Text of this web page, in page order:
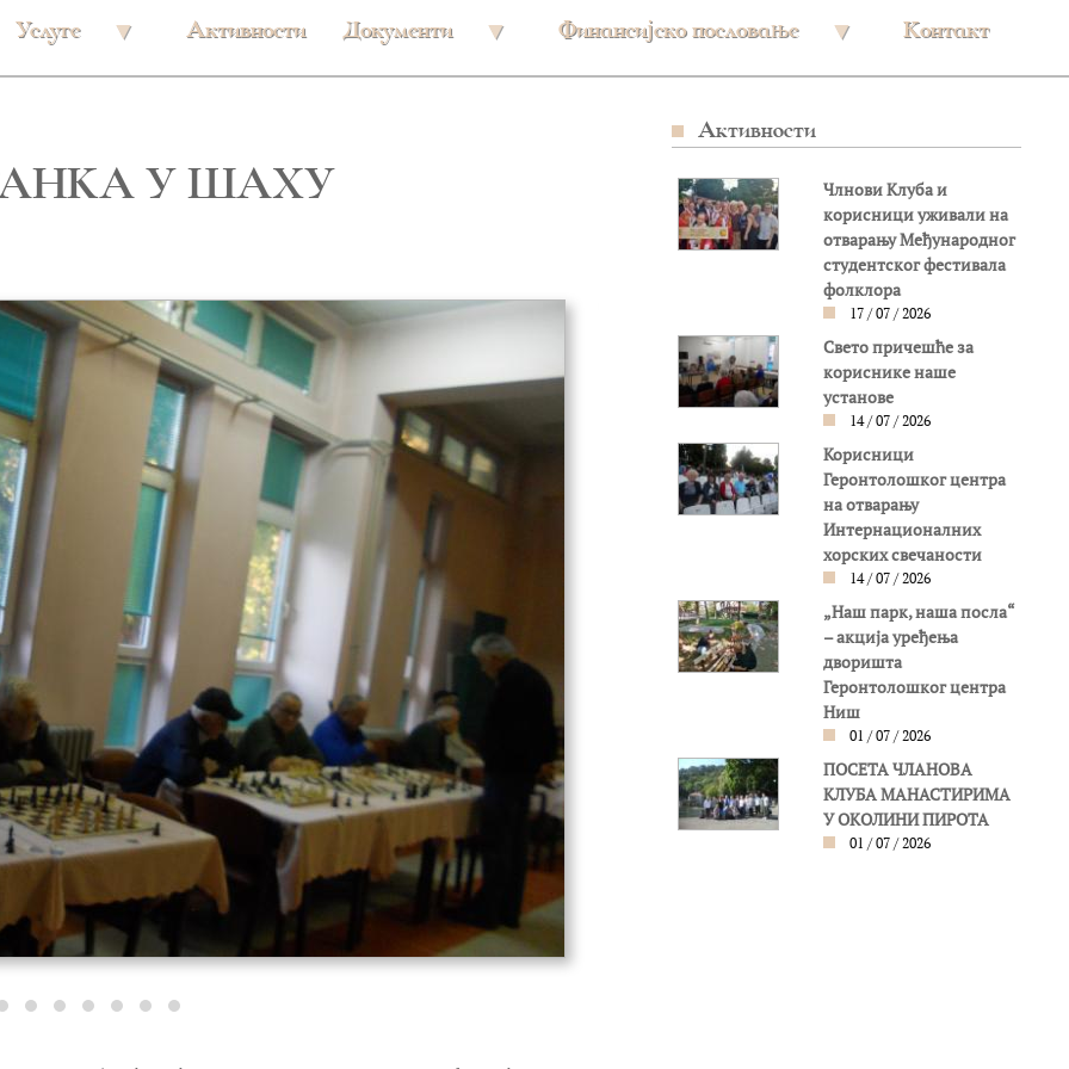
Услуге Активности Документи Финансијско пословање Контакт
У ШАХУ
Активности
Члнови Клуба и
корисници уживали на
отварању Међународног
студентског фестивала
фолклора
17 / 07 / 2026
Свето причешће за
кориснике наше
установе
14 / 07 / 2026
Корисници
Геронтолошког центра
на отварању
Интернационалних
хорских свечаности
14 / 07 / 2026
„Наш парк, наша посла“
– акција уређења
дворишта
Геронтолошког центра
Ниш
01 / 07 / 2026
ПОСЕТА ЧЛАНОВА
КЛУБА МАНАСТИРИМА
У ОКОЛИНИ ПИРОТА
01 / 07 / 2026